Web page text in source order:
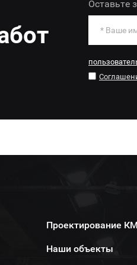
Оставьте
Проектирование
Наши объекты